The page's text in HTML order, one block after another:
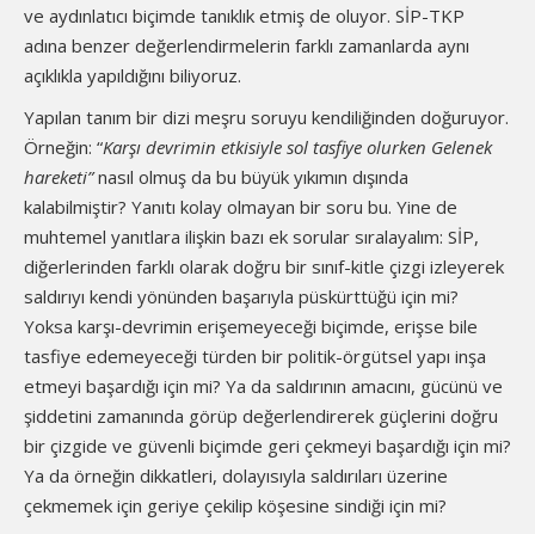
ve aydınlatıcı biçimde tanıklık etmiş de oluyor. SİP-TKP
adına benzer değerlendirmelerin farklı zamanlarda aynı
açıklıkla yapıldığını biliyoruz.
Yapılan tanım bir dizi meşru soruyu kendiliğinden doğuruyor.
Örneğin: “Karşı devrimin etkisiyle sol tasfiye olurken Gelenek
hareketi”nasıl olmuş da bu büyük yıkımın dışında
kalabilmiştir? Yanıtı kolay olmayan bir soru bu. Yine de
muhtemel yanıtlara ilişkin bazı ek sorular sıralayalım: SİP,
diğerlerinden farklı olarak doğru bir sınıf-kitle çizgi izleyerek
saldırıyı kendi yönünden başarıyla püskürttüğü için mi?
Yoksa karşı-devrimin erişemeyeceği biçimde, erişse bile
tasfiye edemeyeceği türden bir politik-örgütsel yapı inşa
etmeyi başardığı için mi? Ya da saldırının amacını, gücünü ve
şiddetini zamanında görüp değerlendirerek güçlerini doğru
bir çizgide ve güvenli biçimde geri çekmeyi başardığı için mi?
Ya da örneğin dikkatleri, dolayısıyla saldırıları üzerine
çekmemek için geriye çekilip köşesine sindiği için mi?